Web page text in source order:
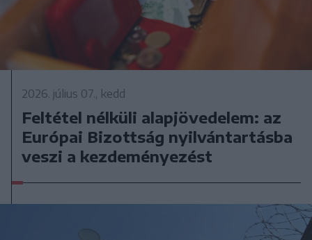
2026. július 07., kedd
Feltétel nélküli alapjövedelem: az
Európai Bizottság nyilvántartásba
veszi a kezdeményezést